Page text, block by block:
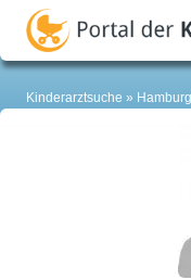
Kinderarztsuche Hamburg